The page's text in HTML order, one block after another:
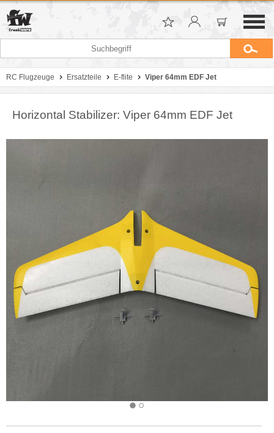
RC Flugzeuge Ersatzteile E-flite Viper 64mm EDF Jet
Horizontal Stabilizer: Viper 64mm EDF Jet